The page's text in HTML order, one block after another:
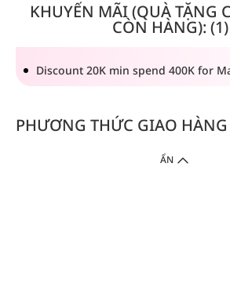
KHUYẾN MÃI (QUÀ TẶNG
CÒN HÀNG): (1)
Discount 20K min spend 400K for
PHƯƠNG THỨC GIAO HÀNG
ẨN